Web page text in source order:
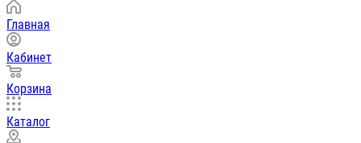
Главная
Кабинет
Корзина
Каталог